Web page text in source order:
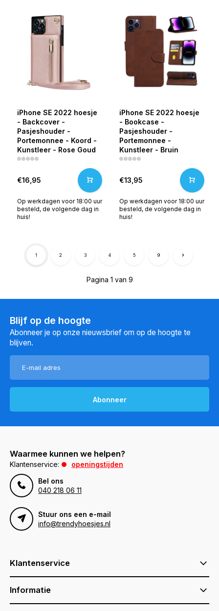
iPhone SE 2022 hoesje
- Backcover -
Pasjeshouder -
Portemonnee - Koord -
Kunstleer - Rose Goud
€16,95
Op werkdagen voor 18:00 uur
besteld, de volgende dag in
huis!
iPhone SE 2022 hoesje
- Bookcase -
Pasjeshouder -
Portemonnee -
Kunstleer - Bruin
€13,95
Op werkdagen voor 18:00 uur
besteld, de volgende dag in
huis!
Pagina 1 van 9
1 2 3 4 5 9
Blijf op de hoogte
Abonneer je op onze nieuwsbrief om op de hoogte te
blijven.
Abonneer
Waarmee kunnen we helpen?
Klantenservice:
openingstijden
Bel ons
040 218 06 11
Stuur ons een e-mail
info@trendyhoesjes.nl
Klantenservice
Informatie